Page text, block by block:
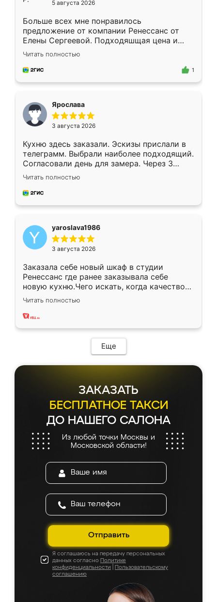
5 августа 2026
Больше всех мне понравилось
предложение от компании Ренессанс от
Елены Сергеевой. Подходяшщая цена и
короткие сроки изготовления. Приехавший
для замера сотрудник Владислав
предложил по моему эскизу самый
Читать полностью
1
Ярослава
3 августа 2026
Кухню здесь заказали. Эскизы прислали в
телеграмм. Выбрали наиболее подходящий.
Согласовали день для замера. Через 3
недели кухня была уже готова. Остались
довольны работой. Спасибо Ренессанс
мебель за качественную работу!
Читать полностью
yaroslava1986
3 августа 2026
Заказала себе новый шкаф в студии
Ренессанс где ранее заказывала себе
новую кухню.Чего искать, когда качеством
вполне довольна. Служит кухня уже почти
два года, нареканий нет.
Читать полностью
Еще
ЗАКАЗАТЬ
БЕСПЛАТНОЕ ТАКСИ
ДО НАШЕГО САЛОНА
Из любой точки Москвы и
Московской области!
Отправить
Я соглашаюсь на передачу персональных
данных согласно Политике
конфиденциальности
Пользовательскому
соглашению